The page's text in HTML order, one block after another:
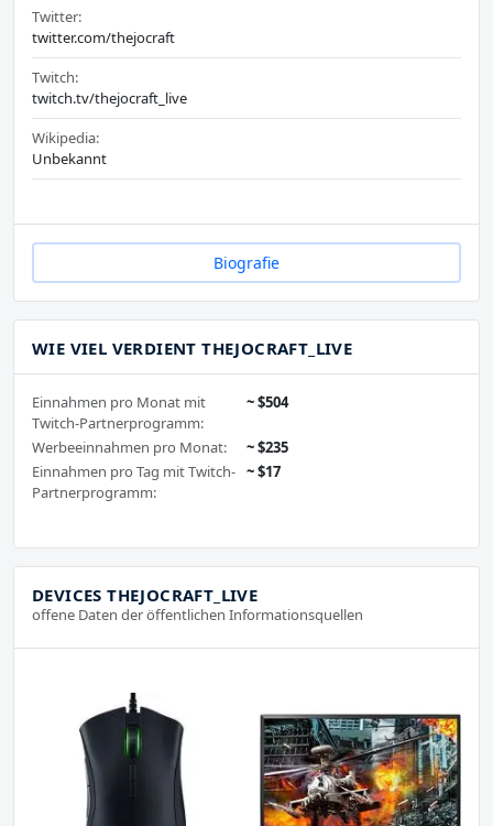
Twitter:
twitter.com/thejocraft
Twitch:
twitch.tv/thejocraft_live
Wikipedia:
Unbekannt
Biografie
WIE VIEL VERDIENT THEJOCRAFT_LIVE
Einnahmen pro Monat mit
Twitch-Partnerprogramm:
~ $504
Werbeeinnahmen pro Monat:
~ $235
Einnahmen pro Tag mit Twitch-
Partnerprogramm:
~ $17
DEVICES THEJOCRAFT_LIVE
offene Daten der öffentlichen Informationsquellen